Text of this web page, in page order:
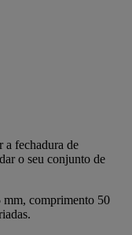
a fechadura de
o seu conjunto de
mm, comprimento 50